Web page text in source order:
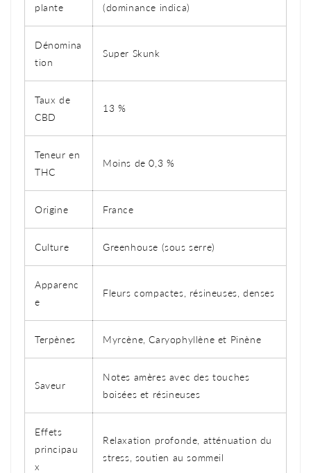
plante
(dominance indica)
Dénomina
tion
Super Skunk
Taux de
CBD
13 %
Teneur en
THC
Moins de 0,3 %
Origine France
Culture Greenhouse (sous serre)
Apparenc
e
Fleurs compactes, résineuses, denses
Terpènes Myrcène, Caryophyllène et Pinène
Saveur
Notes amères avec des touches
boisées et résineuses
Effets
principau
x
Relaxation profonde, atténuation du
stress, soutien au sommeil